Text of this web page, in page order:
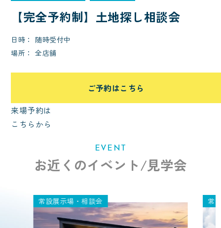
【完全予約制】土地探し相談会
日時
随時受付中
場所
全店舗
ご予約はこちら
来場予約は
こちらから
EVENT
お近くのイベント/見学会
常設展示場・相談会 常